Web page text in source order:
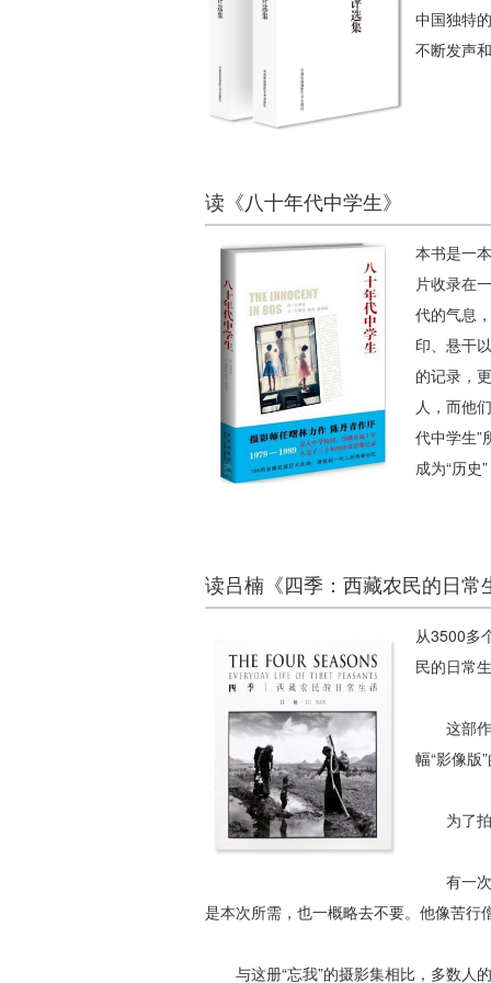
中国独特
不断发声
读《八十年代中学生》
本书是一
片收录在
代的气息
印、悬干
的记录，
人，而他
代中学生”
成为“历史
读吕楠《四季：西藏农民的日常
从3500多
民的日常
这部作
幅“影像版
为了拍
有一次
是本次所需，也一概略去不要。他像苦行
与这册“忘我”的摄影集相比，多数人